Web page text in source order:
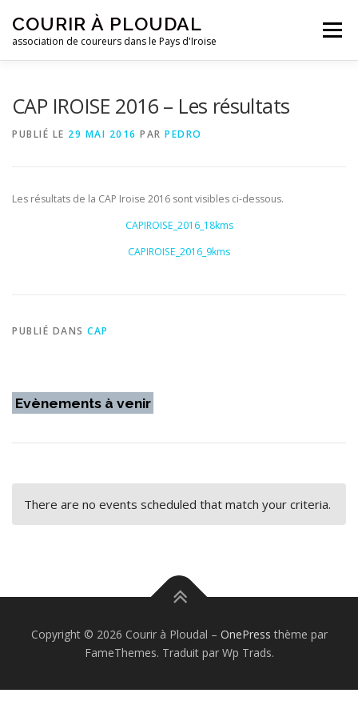
contenu
COURIR À PLOUDAL
association de coureurs dans le Pays d'Iroise
Menu
CAP IROISE 2016 – Les résultats
PUBLIÉ LE 29 MAI 2016 PAR PEDRO
Les résultats de la CAP Iroise 2016 sont visibles ci-dessous.
CAPIROISE_2016_18kms
CAPIROISE_2016_9kms
PUBLIÉ DANS CAP
Evènements à venir
There are no events scheduled that match your criteria.
Copyright © 2026 Courir à Ploudal – OnePress thème par
FameThemes. Traduit par Wp Trads.